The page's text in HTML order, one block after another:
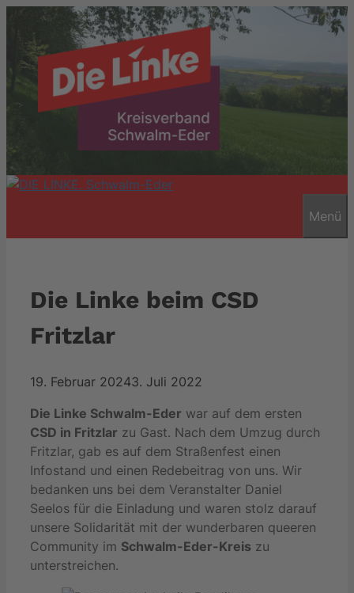
Zum
Inhalt
springen
Menü
Die Linke beim CSD
Fritzlar
19. Februar 20243. Juli 2022
Die Linke Schwalm-Eder war auf dem ersten
CSD in Fritzlar zu Gast. Nach dem Umzug durch
Fritzlar, gab es auf dem Straßenfest einen
Infostand und einen Redebeitrag von uns. Wir
bedanken uns bei dem Veranstalter Daniel
Seelos für die Einladung und waren stolz darauf
unsere Solidarität mit der wunderbaren queeren
Community im Schwalm-Eder-Kreis zu
unterstreichen.